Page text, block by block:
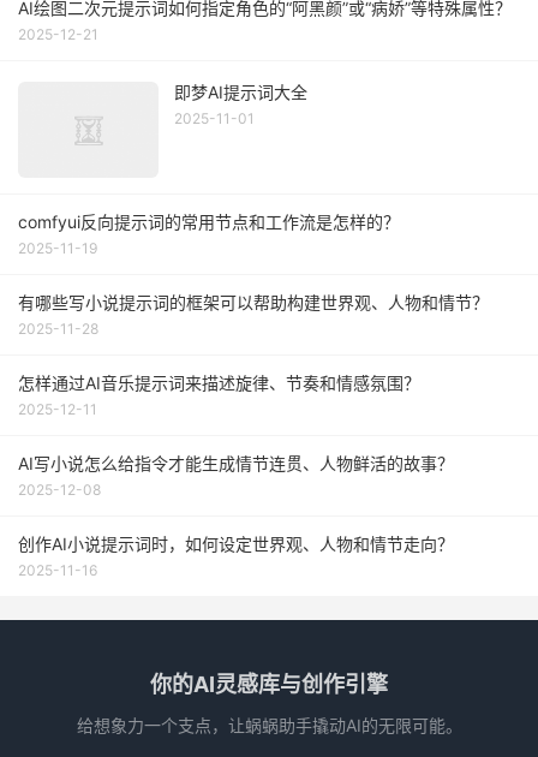
AI绘图二次元提示词如何指定角色的“阿黑颜”或“病娇”等特殊属性？
2025-12-21
即梦AI提示词大全
2025-11-01
comfyui反向提示词的常用节点和工作流是怎样的？
2025-11-19
有哪些写小说提示词的框架可以帮助构建世界观、人物和情节？
2025-11-28
怎样通过AI音乐提示词来描述旋律、节奏和情感氛围？
2025-12-11
AI写小说怎么给指令才能生成情节连贯、人物鲜活的故事？
2025-12-08
创作AI小说提示词时，如何设定世界观、人物和情节走向？
2025-11-16
你的AI灵感库与创作引擎
给想象力一个支点，让蜗蜗助手撬动AI的无限可能。